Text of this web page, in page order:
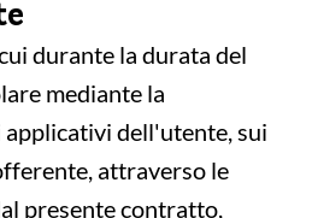
durante la durata del
mediante la
dell'utente, sui
attraverso le
presente contratto,